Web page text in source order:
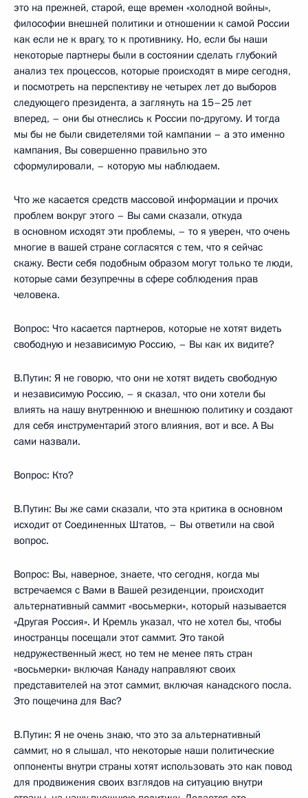
это на прежней, старой, еще времен «холодной войны»,
философии внешней политики и отношении к самой России
как если не к врагу, то к противнику. Но, если бы наши
некоторые партнеры были в состоянии сделать глубокий
анализ тех процессов, которые происходят в мире сегодня,
и посмотреть на перспективу не четырех лет до выборов
следующего президента, а заглянуть на 15–25 лет
вперед, – они бы отнеслись к России по‑другому. И тогда
мы бы не были свидетелями той кампании – а это именно
кампания, Вы совершенно правильно это
сформулировали, – которую мы наблюдаем.
Что же касается средств массовой информации и прочих
проблем вокруг этого – Вы сами сказали, откуда
в основном исходят эти проблемы, – то я уверен, что очень
многие в вашей стране согласятся с тем, что я сейчас
скажу. Вести себя подобным образом могут только те люди,
которые сами безупречны в сфере соблюдения прав
человека.
Вопрос: Что касается партнеров, которые не хотят видеть
свободную и независимую Россию, – Вы как их видите?
В.Путин: Я не говорю, что они не хотят видеть свободную
и независимую Россию, – я сказал, что они хотели бы
влиять на нашу внутреннюю и внешнюю политику и создают
для себя инструментарий этого влияния, вот и все. А Вы
сами назвали.
Вопрос: Кто?
В.Путин: Вы же сами сказали, что эта критика в основном
исходит от Соединенных Штатов, – Вы ответили на свой
вопрос.
Вопрос: Вы, наверное, знаете, что сегодня, когда мы
встречаемся с Вами в Вашей резиденции, происходит
альтернативный саммит «восьмерки», который называется
«Другая Россия». И Кремль указал, что не хотел бы, чтобы
иностранцы посещали этот саммит. Это такой
недружественный жест, но тем не менее пять стран
«восьмерки» включая Канаду направляют своих
представителей на этот саммит, включая канадского посла.
Это пощечина для Вас?
В.Путин: Я не очень знаю, что это за альтернативный
саммит, но я слышал, что некоторые наши политические
оппоненты внутри страны хотят использовать это как повод
для продвижения своих взглядов на ситуацию внутри